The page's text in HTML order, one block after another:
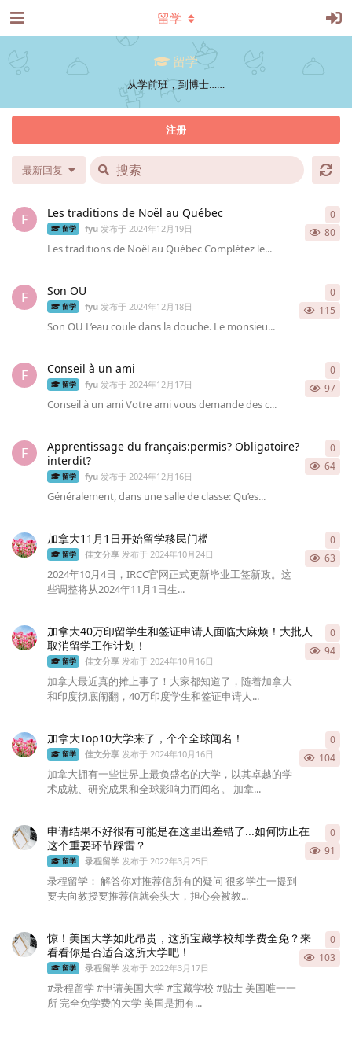
留学
从学前班，到博士……
注册
留学
最新回复
F Les traditions de Noël au Québec
留学 fyu 发布于2024年12月19日 80
Les traditions de Noël au Québec Complétez le...
0
F Son OU
留学 fyu 发布于2024年12月18日 115
Son OU L’eau coule dans la douche. Le monsieu...
0
F Conseil à un ami
留学 fyu 发布于2024年12月17日 97
Conseil à un ami Votre ami vous demande des c...
0
F
Apprentissage du français:permis? Obligatoire?
interdit?
留学 fyu 发布于2024年12月16日
64
Généralement, dans une salle de classe: Qu’es...
0
加拿大11月1日开始留学移民门槛
留学 佳文分享 发布于2024年10月24日 63
2024年10月4日，IRCC官网正式更新毕业工签新政。这
些调整将从2024年11月1日生...
0
加拿大40万印留学生和签证申请人面临大麻烦！大批人
取消留学工作计划！
留学 佳文分享 发布于2024年10月16日
94
加拿大最近真的摊上事了！大家都知道了，随着加拿大
和印度彻底闹翻，40万印度学生和签证申请人...
0
加拿大Top10大学来了，个个全球闻名！
留学 佳文分享 发布于2024年10月16日 104
加拿大拥有一些世界上最负盛名的大学，以其卓越的学
术成就、研究成果和全球影响力而闻名。 加拿...
0
申请结果不好很有可能是在这里出差错了...如何防止在
这个重要环节踩雷？
留学 录程留学 发布于2022年3月25日
91
录程留学： 解答你对推荐信所有的疑问 很多学生一提到
要去向教授要推荐信就会头大，担心会被教...
0
惊！美国大学如此昂贵，这所宝藏学校却学费全免？来
看看你是否适合这所大学吧！
留学 录程留学 发布于2022年3月17日
103
#录程留学 #申请美国大学 #宝藏学校 #贴士 美国唯一一
所 完全免学费的大学 美国是拥有...
0